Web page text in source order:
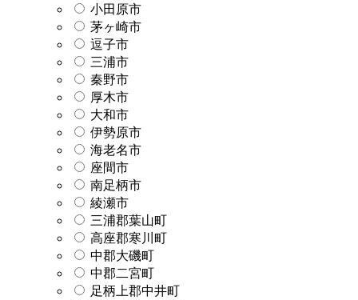
小田原市
茅ヶ崎市
逗子市
三浦市
秦野市
厚木市
大和市
伊勢原市
海老名市
座間市
南足柄市
綾瀬市
三浦郡葉山町
高座郡寒川町
中郡大磯町
中郡二宮町
足柄上郡中井町